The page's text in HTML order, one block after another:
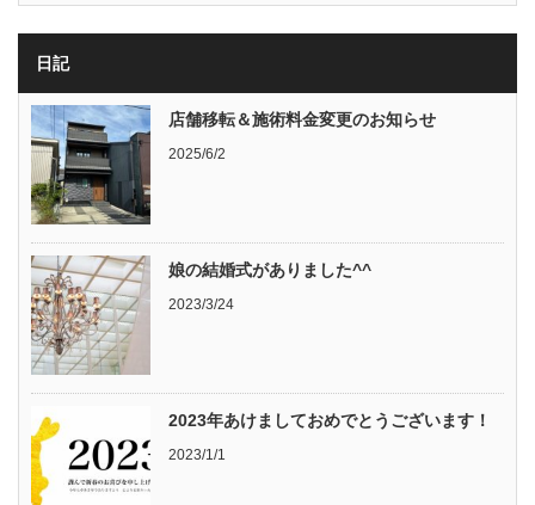
日記
店舗移転＆施術料金変更のお知らせ
2025/6/2
娘の結婚式がありました^^
2023/3/24
2023年あけましておめでとうございます！
2023/1/1